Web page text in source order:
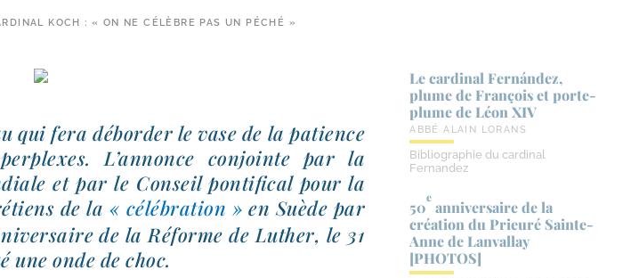
KOCH : « ON NE CÉLÈBRE PAS UN PÉCHÉ »
qui fera débor­der le vase de la patience
L’annonce conjointe par la
et par le Conseil pon­ti­fi­cal pour la
de la « célé­bra­tion »en Suède par
de la Réforme de Luther, le 31
une onde de choc.
Le cardinal Fernández,
plume de François et porte-​
plume de Léon XIV
ABBÉ ALAIN LORANS
Bibliographie du cardinal
Fernandez
50
e
anniversaire de la
création du Prieuré Sainte-​
Anne de Lanvallay
[PHOTOS]